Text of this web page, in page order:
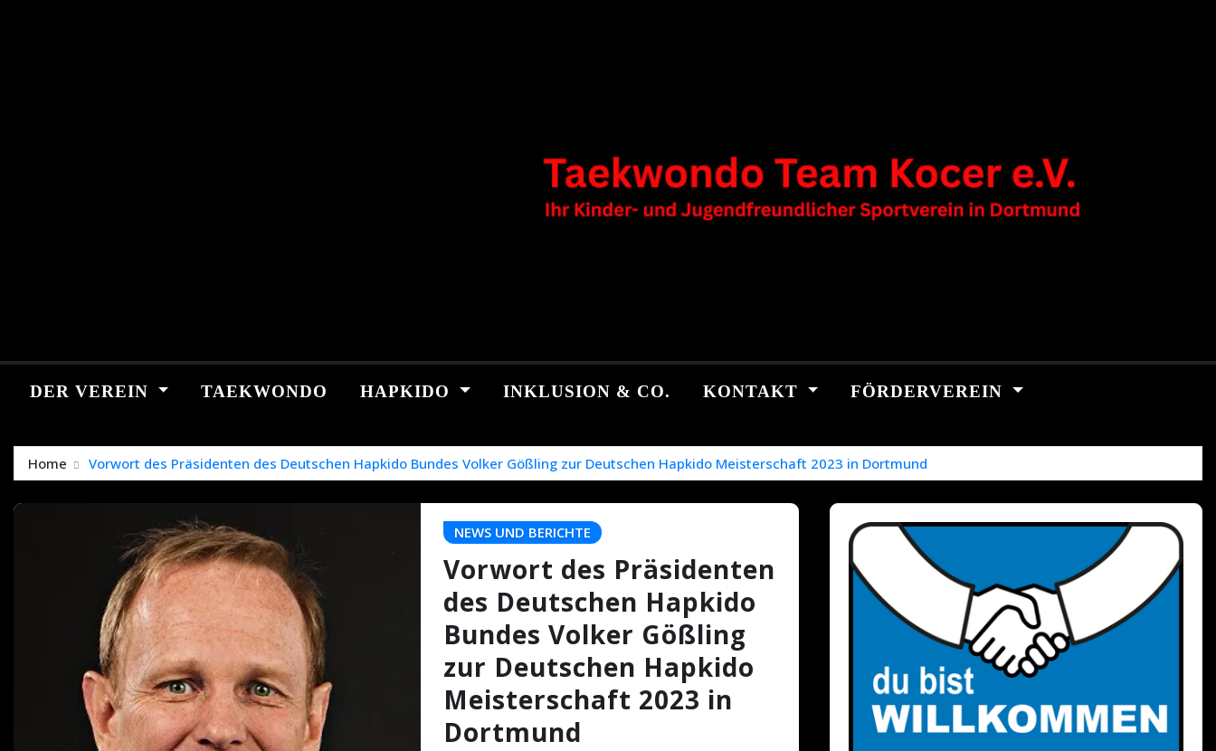
DER VEREIN TAEKWONDO HAPKIDO INKLUSION & CO. KONTAKT FÖRDERVEREIN
Home Vorwort des Präsidenten des Deutschen Hapkido Bundes Volker Gößling zur Deutschen Hapkido Meisterschaft 2023 in Dortmund
NEWS UND BERICHTE
Vorwort des Präsidenten
des Deutschen Hapkido
Bundes Volker Gößling
zur Deutschen Hapkido
Meisterschaft 2023 in
Dortmund